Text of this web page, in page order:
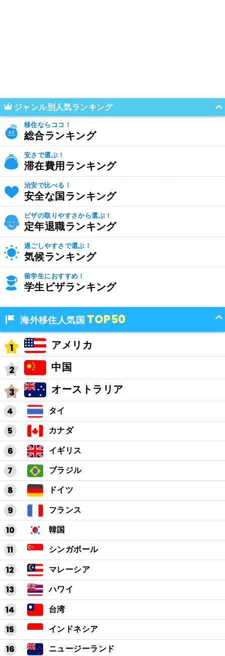
ジャンル別人気ランキング
移住ならココ！
総合ランキング
安さで選ぶ！
滞在費用ランキング
治安で比べる！
安全な国ランキング
ビザの取りやすさから選ぶ！
定年退職ランキング
過ごしやすさで選ぶ！
気候ランキング
留学生におすすめ！
学生ビザランキング
海外移住人気国 TOP50
アメリカ
中国
オーストラリア
タイ
カナダ
イギリス
ブラジル
ドイツ
フランス
韓国
シンガポール
マレーシア
ハワイ
台湾
インドネシア
ニュージーランド